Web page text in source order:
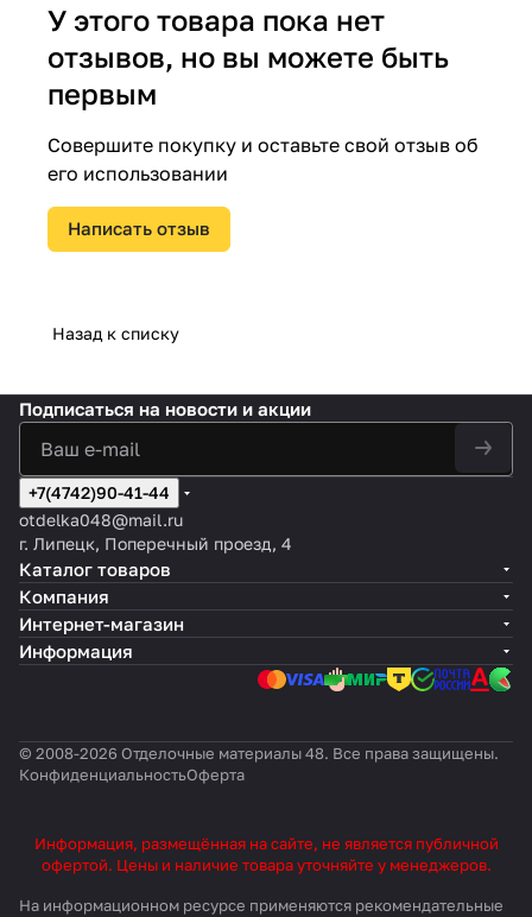
У этого товара пока нет
отзывов, но вы можете быть
первым
Совершите покупку и оставьте свой отзыв об
его использовании
Написать отзыв
Назад к списку
Подписаться на новости и акции
+7(4742)90-41-44
otdelka048@mail.ru
г. Липецк, Поперечный проезд, 4
Каталог товаров
Компания
Интернет-магазин
Информация
© 2008-2026 Отделочные материалы 48. Все права защищены.
КонфиденциальностьОферта
Информация, размещённая на сайте, не является публичной
офертой. Цены и наличие товара уточняйте у менеджеров.
На информационном ресурсе применяются рекомендательные